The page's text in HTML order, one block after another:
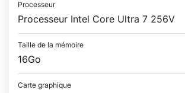
Processeur
Processeur Intel Core Ultra 7 256V
Taille de la mémoire
16Go
Carte graphique